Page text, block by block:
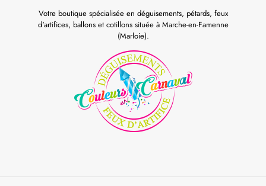
Votre boutique spécialisée en déguisements, pétards, feux
d'artifices, ballons et cotillons située à Marche-en-Famenne
(Marloie).